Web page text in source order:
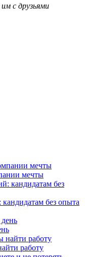
с друзьями
мечты
без опыта
работу